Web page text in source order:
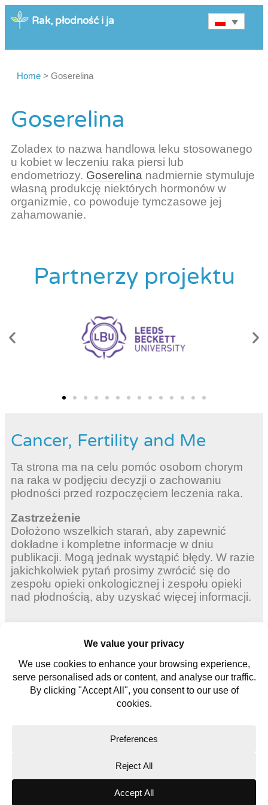
Rak, płodność i ja
Home > Goserelina
Goserelina
Zoladex to nazwa handlowa leku stosowanego
u kobiet w leczeniu raka piersi lub
endometriozy. Goserelina nadmiernie stymuluje
własną produkcję niektórych hormonów w
organizmie, co powoduje tymczasowe jej
zahamowanie.
Partnerzy projektu
Cancer, Fertility and Me
Ta strona ma na celu pomóc osobom chorym
na raka w podjęciu decyzji o zachowaniu
płodności przed rozpoczęciem leczenia raka.
Zastrzeżenie
Dołożono wszelkich starań, aby zapewnić
dokładne i kompletne informacje w dniu
publikacji. Mogą jednak wystąpić błędy. W razie
jakichkolwiek pytań prosimy zwrócić się do
zespołu opieki onkologicznej i zespołu opieki
nad płodnością, aby uzyskać więcej informacji.
Młodych mężczyzn
Skontaktuj się z nami
Cookie Policy
Copyright © 2026. All rights reserved.